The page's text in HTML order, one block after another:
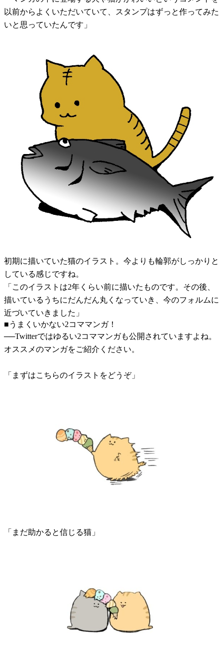
以前からよくいただいていて、スタンプはずっと作ってみた
いと思っていたんです」
初期に描いていた猫のイラスト。今よりも輪郭がしっかりと
している感じですね。
「このイラストは2年くらい前に描いたものです。その後、
描いているうちにだんだん丸くなっていき、今のフォルムに
近づいていきました」
■うまくいかない2コママンガ！
──Twitterではゆるい2コママンガも公開されていますよね。
オススメのマンガをご紹介ください。
「まずはこちらのイラストをどうぞ」
「まだ助かると信じる猫」